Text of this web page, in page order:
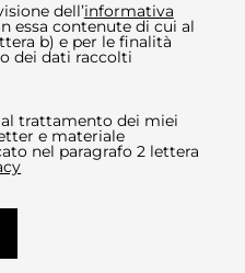
dell’informativa
essa contenute di cui al
b) e per le finalità
dei dati raccolti
trattamento dei miei
e materiale
nel paragrafo 2 lettera